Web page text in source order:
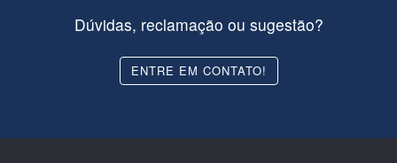
Dúvidas, reclamação ou sugestão?
ENTRE EM CONTATO!